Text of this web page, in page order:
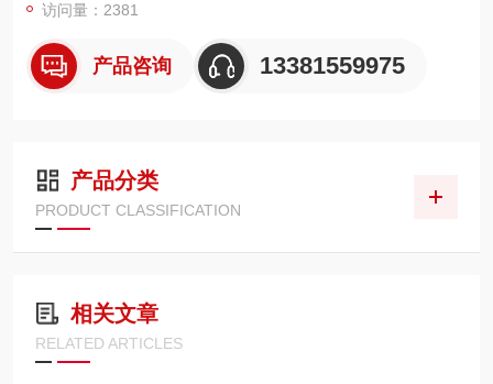
访问量：2381
产品咨询 13381559975
产品分类
PRODUCT CLASSIFICATION
相关文章
RELATED ARTICLES